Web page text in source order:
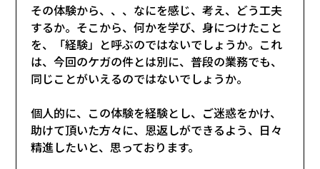
その体験から、、、なにを感じ、考え、どう工夫
するか。そこから、何かを学び、身につけたこと
を、「経験」と呼ぶのではないでしょうか。これ
は、今回のケガの件とは別に、普段の業務でも、
同じことがいえるのではないでしょうか。
個人的に、この体験を経験とし、ご迷惑をかけ、
助けて頂いた方々に、恩返しができるよう、日々
精進したいと、思っております。